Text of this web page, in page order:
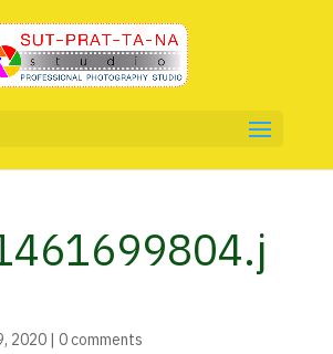
2020| 0 comments